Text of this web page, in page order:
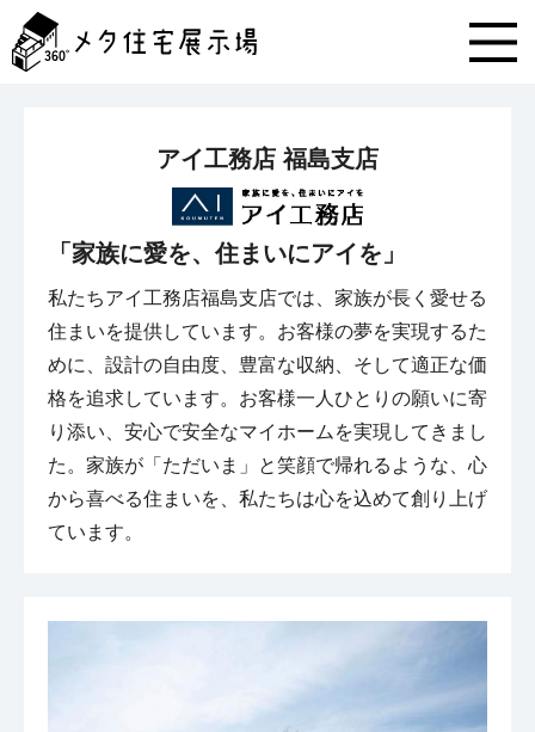
タ
住
アイ工務店 福島支店
「家族に愛を、住まいにアイを」
私たちアイ工務店福島支店では、家族が長く愛せる
住まいを提供しています。お客様の夢を実現するた
めに、設計の自由度、豊富な収納、そして適正な価
格を追求しています。お客様一人ひとりの願いに寄
り添い、安心で安全なマイホームを実現してきまし
た。家族が「ただいま」と笑顔で帰れるような、心
から喜べる住まいを、私たちは心を込めて創り上げ
ています。